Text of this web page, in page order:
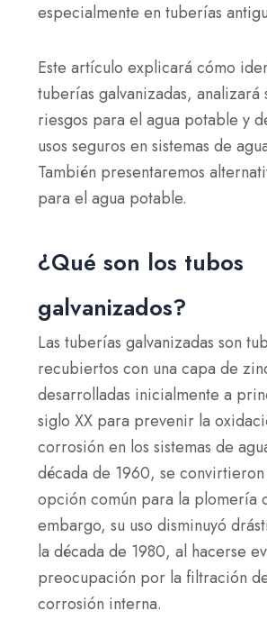
especialmente en tuberías
Este artículo explicará cómo
tuberías galvanizadas, analizará
riesgos para el agua potable y
usos seguros en sistemas de
También presentaremos
para el agua potable.
¿Qué son los tubos
galvanizados?
Las tuberías galvanizadas son
recubiertos con una capa de
desarrolladas inicialmente a
siglo XX para prevenir la
corrosión en los sistemas de
década de 1960, se convirtieron
opción común para la plomería
embargo, su uso disminuyó
la década de 1980, al hacerse
preocupación por la filtración
corrosión interna.